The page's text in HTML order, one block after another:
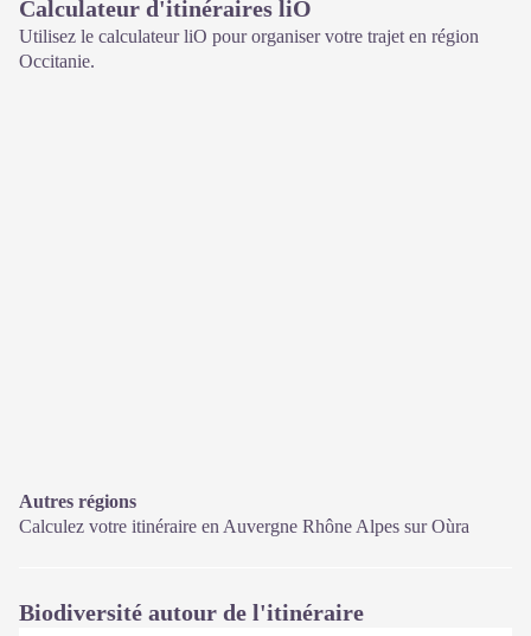
Calculateur d'itinéraires liO
Utilisez le calculateur liO pour organiser votre trajet en région
Occitanie.
Autres régions
Calculez votre itinéraire en Auvergne Rhône Alpes surOùra
Biodiversité autour de l'itinéraire